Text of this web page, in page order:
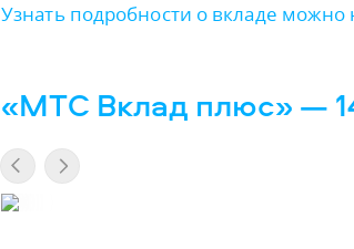
Узнать подробности о вкладе можно
«МТС Вклад плюс» —